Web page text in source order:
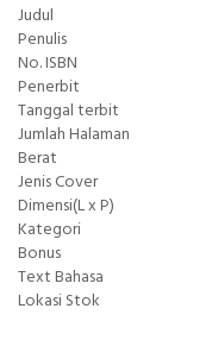
Judul
Penulis
No. ISBN
Penerbit
Tanggal terbit
Jumlah Halaman
Berat
Jenis Cover
Dimensi(L x P)
Kategori
Bonus
Text Bahasa
Lokasi Stok